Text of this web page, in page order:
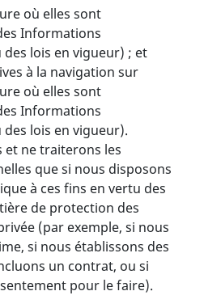
où elles sont
Informations
lois en vigueur) ; et
à la navigation sur
où elles sont
Informations
lois en vigueur).
et ne traiterons les
que si nous disposons
à ces fins en vertu des
de protection des
(par exemple, si nous
si nous établissons des
un contrat, ou si
pour le faire).